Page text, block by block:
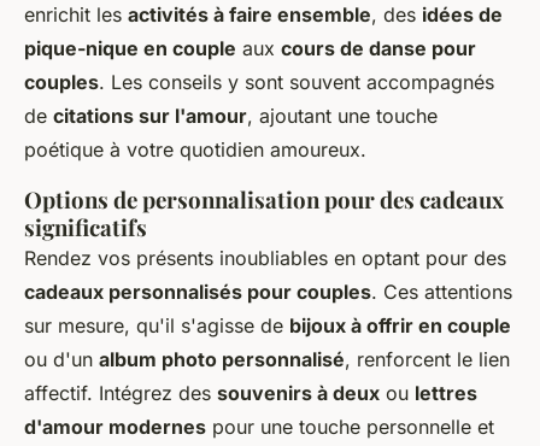
enrichit les activités à faire ensemble, des idées de
pique-nique en couple aux cours de danse pour
couples. Les conseils y sont souvent accompagnés
de citations sur l'amour, ajoutant une touche
poétique à votre quotidien amoureux.
Options de personnalisation pour des cadeaux
significatifs
Rendez vos présents inoubliables en optant pour des
cadeaux personnalisés pour couples. Ces attentions
sur mesure, qu'il s'agisse de bijoux à offrir en couple
ou d'un album photo personnalisé, renforcent le lien
affectif. Intégrez des souvenirs à deux ou lettres
d'amour modernes pour une touche personnelle et